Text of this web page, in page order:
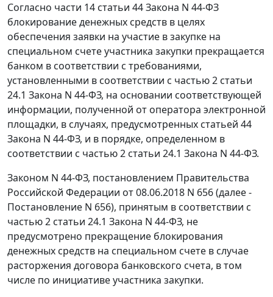
Согласно части 14 статьи 44 Закона N 44-ФЗ
блокирование денежных средств в целях
обеспечения заявки на участие в закупке на
специальном счете участника закупки прекращается
банком в соответствии с требованиями,
установленными в соответствии с частью 2 статьи
24.1 Закона N 44-ФЗ, на основании соответствующей
информации, полученной от оператора электронной
площадки, в случаях, предусмотренных статьей 44
Закона N 44-ФЗ, и в порядке, определенном в
соответствии с частью 2 статьи 24.1 Закона N 44-ФЗ.
Законом N 44-ФЗ, постановлением Правительства
Российской Федерации от 08.06.2018 N 656 (далее -
Постановление N 656), принятым в соответствии с
частью 2 статьи 24.1 Закона N 44-ФЗ, не
предусмотрено прекращение блокирования
денежных средств на специальном счете в случае
расторжения договора банковского счета, в том
числе по инициативе участника закупки.